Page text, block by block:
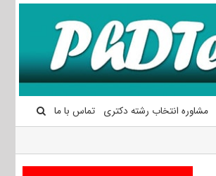
مشاوره انتخاب رشته دکتری تماس با ما